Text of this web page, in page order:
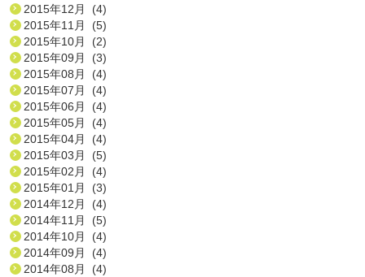
2015年12月 (4)
2015年11月 (5)
2015年10月 (2)
2015年09月 (3)
2015年08月 (4)
2015年07月 (4)
2015年06月 (4)
2015年05月 (4)
2015年04月 (4)
2015年03月 (5)
2015年02月 (4)
2015年01月 (3)
2014年12月 (4)
2014年11月 (5)
2014年10月 (4)
2014年09月 (4)
2014年08月 (4)